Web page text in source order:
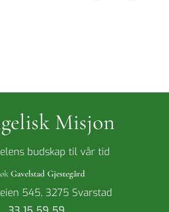
Misjon
budskap til vår tid
Gavelstad Gjestegård
545, 3275 Svarstad